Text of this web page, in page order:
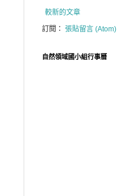
較新的文章
訂閱： 張貼留言 (Atom)
自然領域國小組行事曆